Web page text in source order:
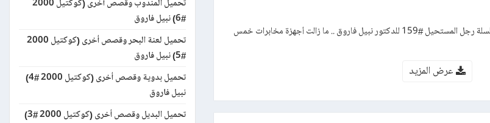
رواية الهجوم – العدد مائة وتسعة وخمسون من سلسلة رجل المستحيل #159 للدكتور نبيل فاروق .. ما زالت أجهزة مخابرات خمس
عرض المزيد
تحميل المندوب وقصص أخرى (كوكتيل 2000
#6) نبيل فاروق
تحميل لعنة البحر وقصص أخرى (كوكتيل 2000
#5) نبيل فاروق
تحميل بدوية وقصص أخرى (كوكتيل 2000 #4)
نبيل فاروق
تحميل البديل وقصص أخرى (كوكتيل 2000 #3)